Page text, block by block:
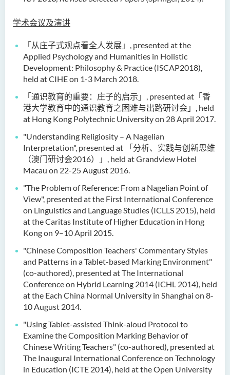
学术会议及演讲
「从庄子式观点看全人发展」, presented at the
Applied Psychology and Humanities in Holistic
Development: Philosophy & Practice (ISCAP2018),
held at CIHE on 1-3 March 2018.
「通识教育的重要：庄子的启示」, presented at「香
港大学教育中的通识教育之困难与出路研讨会」, held
at Hong Kong Polytechnic University on 28 April 2017.
"Understanding Religiosity – A Nagelian
Interpretation", presented at 「分析、实践与创新思维
（澳门研讨会2016）」, held at Grandview Hotel
Macau on 22-25 August 2016.
"The Problem of Reference: From a Nagelian Point of
View", presented at the First International Conference
on Linguistics and Language Studies (ICLLS 2015), held
at the Caritas Institute of Higher Education in Hong
Kong on 9–10 April 2015.
"Chinese Composition Teachers' Commentary Styles
and Patterns in a Tablet-based Marking Environment"
(co-authored), presented at The International
Conference on Hybrid Learning 2014 (ICHL 2014), held
at the Each China Normal University in Shanghai on 8-
10 August 2014.
"Using Tablet-assisted Think-aloud Protocol to
Examine the Composition Marking Behavior of
Chinese Writing Teachers" (co-authored), presented at
The Inaugural International Conference on Technology
in Education (ICTE 2014), held at the Open University